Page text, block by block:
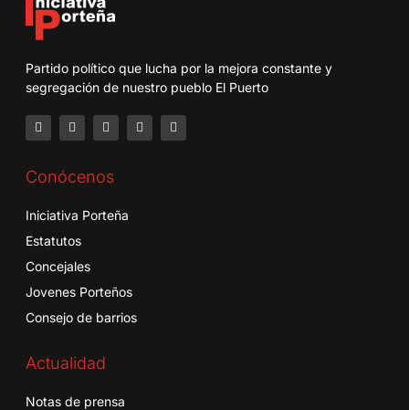
Partido político que lucha por la mejora constante y
segregación de nuestro pueblo El Puerto
Conócenos
Iniciativa Porteña
Estatutos
Concejales
Jovenes Porteños
Consejo de barrios
Actualidad
Notas de prensa